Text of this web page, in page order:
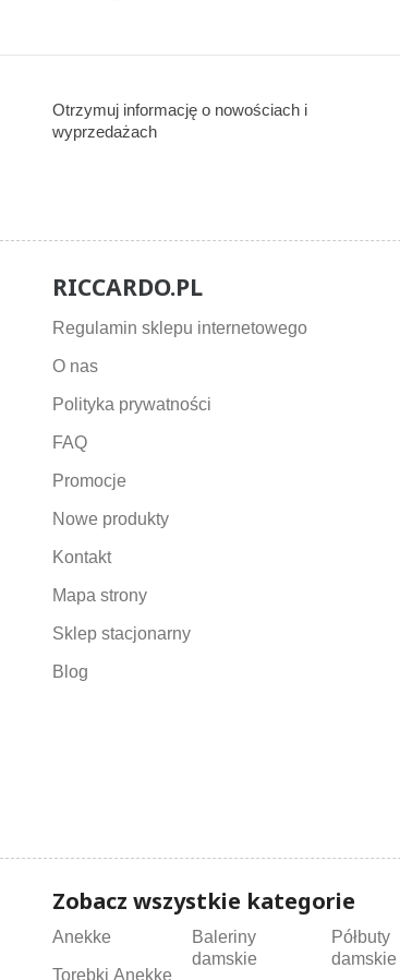
Otrzymuj informację o nowościach i
wyprzedażach
RICCARDO.PL
Regulamin sklepu internetowego
O nas
Polityka prywatności
FAQ
Promocje
Nowe produkty
Kontakt
Mapa strony
Sklep stacjonarny
Blog
Zobacz wszystkie kategorie
Anekke
Torebki Anekke
Baleriny
damskie
Półbuty
damskie